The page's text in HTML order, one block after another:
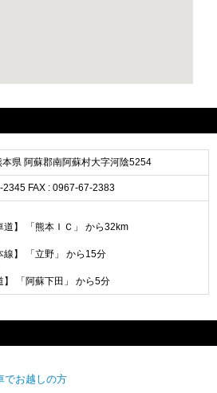
県 阿蘇郡南阿蘇村大字河陰5254
2345 FAX : 0967-67-2383
道】 「熊本ＩＣ」 から32km
線】 「立野」 から15分
】 「阿蘇下田」 から5分
でお越しの方